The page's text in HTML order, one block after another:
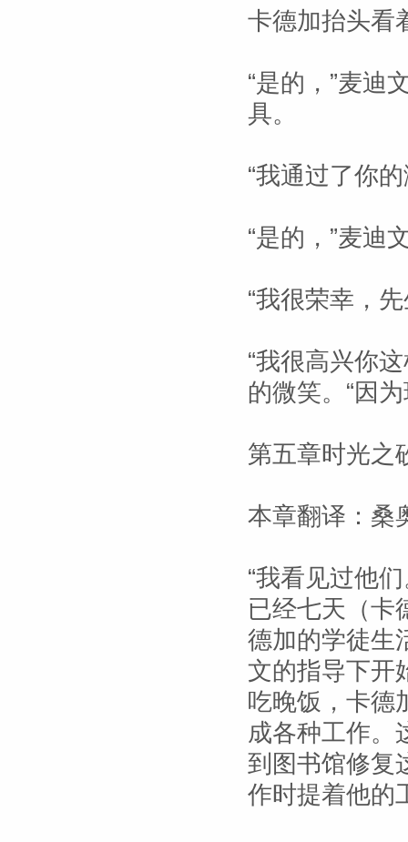
卡德加抬头看
“是的，”麦迪
具。
“我通过了你
“是的，”麦迪
“我很荣幸，
“我很高兴你
的微笑。“因
第五章时光之
本章翻译：桑
“我看见过他
已经七天（卡
德加的学徒生
文的指导下开
吃晚饭，卡德
成各种工作。
到图书馆修复
作时提着他的